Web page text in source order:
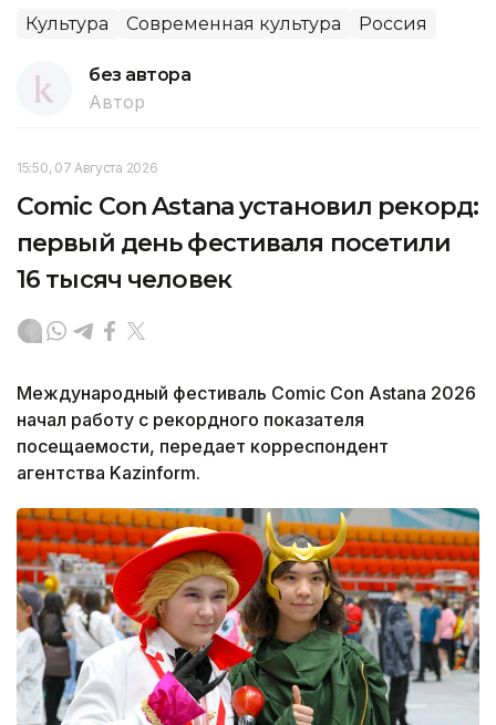
Культура Современная культура Россия
без автора
Автор
15:50, 07 Августа 2026
Comic Con Astana установил рекорд:
первый день фестиваля посетили
16 тысяч человек
Международный фестиваль Comic Con Astana 2026
начал работу с рекордного показателя
посещаемости, передает корреспондент
агентства Kazinform.